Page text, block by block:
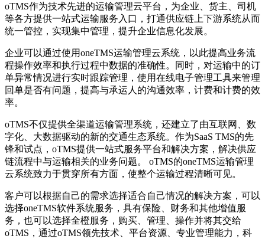
oTMS作为技术先进的运输管理云平台，为企业、货主、司机
等各方提供一站式运输服务入口，打通供应链上下游系统从而
统一管控，实现集中管理，提升企业信息化发展。
企业可以通过使用oneTMS运输管理云系统，以此提高业务流
程操作效率和执行过程中数据的准确性。同时，对运输中的订
单异常情况进行实时跟踪管理，使用在线电子管理工具来管理
回单是否有问题，提高与承运人的沟通效率，计费和计费的效
率。
oTMS不仅提供全渠道运输管理系统，还建立了由互联网、数
字化、大数据驱动的新的交通生态系统。作为SaaS TMS的先
锋和试点，oTMS提供一站式服务平台和解决方案，解决供应
链流程中与运输相关的业务问题。 oTMS的oneTMS运输管理
云系统致力于贯穿所有方面，使整个运输过程清晰可见。
客户可以根据自己的需求选择适合自己情况的解决方案，可以
选择oneTMS软件系统服务，具有保险、财务和其他增值服
务，也可以选择全橙服务，购买、管理、操作并将其交给
oTMS，通过oTMS领先技术、平台资源、专业管理能力，科